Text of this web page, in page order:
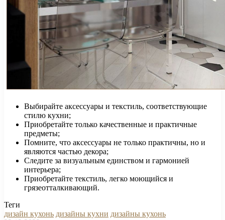
Выбирайте аксессуары и текстиль, соответствующие
стилю кухни;
Приобретайте только качественные и практичные
предметы;
Помните, что аксессуары не только практичны, но и
являются частью декора;
Следите за визуальным единством и гармонией
интерьера;
Приобретайте текстиль, легко моющийся и
грязеотталкивающий.
Теги
дизайн кухонь дизайны кухни дизайны кухонь